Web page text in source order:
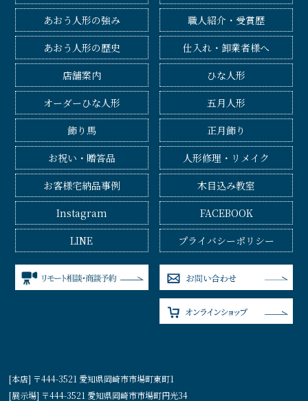
あおう人形の強み
職人紹介・受賞歴
あおう人形の歴史
仕入れ・卸業者様へ
店舗案内
ひな人形
オーダーひな人形
五月人形
飾り馬
正月飾り
お祝い・贈答品
人形修理・リメイク
お客様宅納品事例
木目込み教室
Instagram
FACEBOOK
LINE
プライバシーポリシー
[本店] 〒444-3521 愛知県岡崎市市場町東町1
[展示場] 〒444-3521 愛知県岡崎市市場町円光34